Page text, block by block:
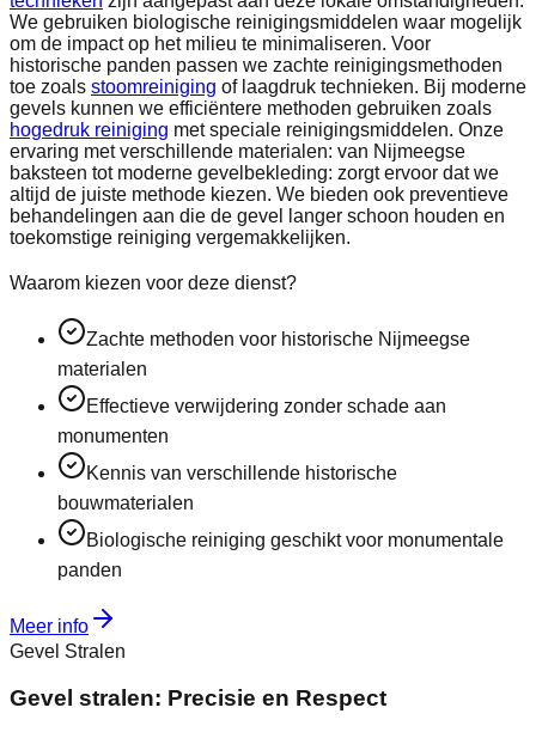
We gebruiken biologische reinigingsmiddelen waar mogelijk
om de impact op het milieu te minimaliseren. Voor
historische panden passen we zachte reinigingsmethoden
toe zoals stoomreiniging of laagdruk technieken. Bij moderne
gevels kunnen we efficiëntere methoden gebruiken zoals
hogedruk reiniging met speciale reinigingsmiddelen. Onze
ervaring met verschillende materialen: van Nijmeegse
baksteen tot moderne gevelbekleding: zorgt ervoor dat we
altijd de juiste methode kiezen. We bieden ook preventieve
behandelingen aan die de gevel langer schoon houden en
toekomstige reiniging vergemakkelijken.
Waarom kiezen voor deze dienst?
Zachte methoden voor historische Nijmeegse
materialen
Effectieve verwijdering zonder schade aan
monumenten
Kennis van verschillende historische
bouwmaterialen
Biologische reiniging geschikt voor monumentale
panden
Meer info
Gevel Stralen
Gevel stralen: Precisie en Respect